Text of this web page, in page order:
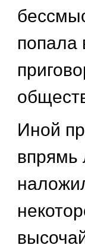
попала
Иной
впрямь